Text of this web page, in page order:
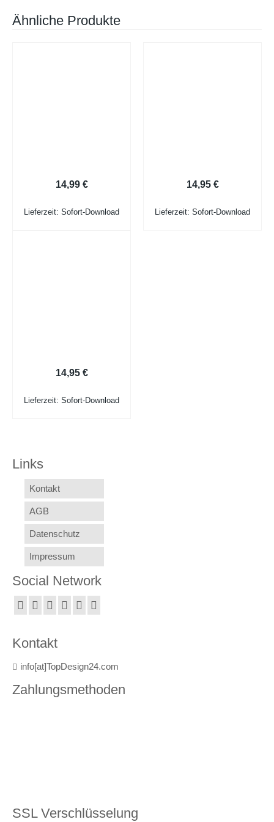
Ähnliche Produkte
14,99 €
Lieferzeit: Sofort-Download
14,95 €
Lieferzeit: Sofort-Download
14,95 €
Lieferzeit: Sofort-Download
Links
Kontakt
AGB
Datenschutz
Impressum
Social Network
Kontakt
info[at]TopDesign24.com
Zahlungsmethoden
SSL Verschlüsselung